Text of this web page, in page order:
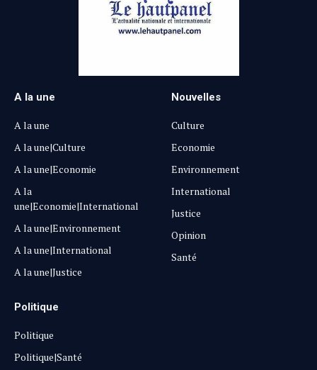
A la une
A la une
A la une|Culture
A la une|Economie
A la
une|Economie|International
A la une|Environnement
A la une|International
A la une|Justice
Nouvelles
Culture
Economie
Environnement
International
Justice
Opinion
Santé
Politique
Politique
Politique|Santé